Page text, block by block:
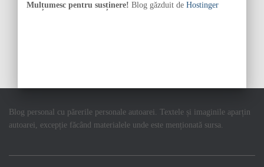
Mulțumesc pentru susținere! Blog găzduit de Hostinger
Blog personal cu părerile personale autoarei. Textele și imaginile aparțin
autoarei, excepție făcând materialele unde este menționată sursa.